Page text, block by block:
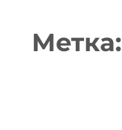
Метка: